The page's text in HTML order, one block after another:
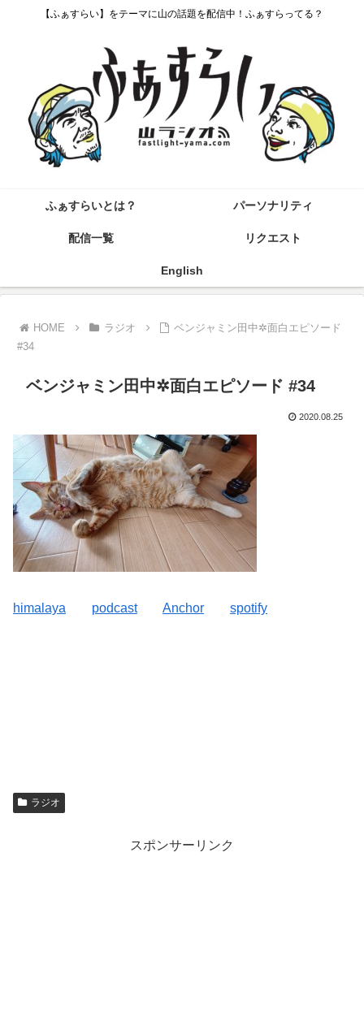
【ふぁすらい】をテーマに山の話題を配信中！ふぁすらってる？
ふぁすらいとは？ パーソナリティ
配信一覧 リクエスト
English
HOME ラジオ
ベンジャミン田中✲面白エピソード
#34
ベンジャミン田中✲面白エピソード #34
2020.08.25
himalaya podcast Anchor spotify
ラジオ
スポンサーリンク